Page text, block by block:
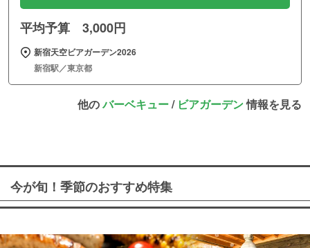
平均予算 3,000円
新宿天空ビアガーデン2026
新宿駅／東京都
他のバーベキュー/ ビアガーデン情報を見る
今が旬！季節のおすすめ特集